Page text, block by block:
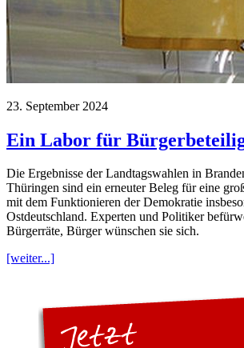
23. September 2024
Ein Labor für
Die Ergebnisse der Landtagswahlen in
Thüringen sind ein erneuter Beleg für eine
mit dem Funktionieren der Demokratie
Ostdeutschland. Experten und Politiker
Bürgerräte, Bürger wünschen sie sich.
[weiter...]